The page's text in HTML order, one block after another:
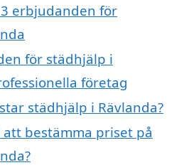
erbjudanden för
för städhjälp i
företag
städhjälp i Rävlanda?
bestämma priset på